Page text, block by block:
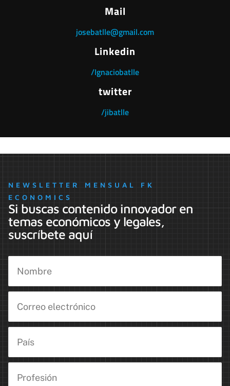
Mail
josebatlle@gmail.com
Linkedin
/Ignaciobatlle
twitter
/jibatlle
NEWSLETTER MENSUAL FK
ECONOMICS
Si buscas contenido innovador en
temas económicos y legales,
suscríbete aquí